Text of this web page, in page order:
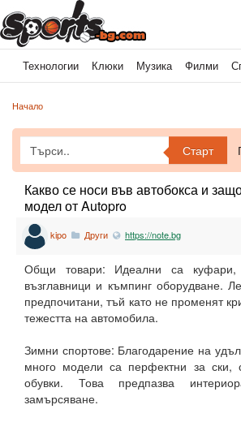
Технологии Клюки Музика Филми
Начало
Старт
Какво се носи във автобокса и
модел от Autopro
kipo Други https://note.bg
Общи товари: Идеални са куфари,
възглавници и къмпинг оборудване.
предпочитани, тъй като не променят
тежестта на автомобила.
Зимни спортове: Благодарение на
много модели са перфектни за ски,
обувки. Това предпазва
замърсяване.